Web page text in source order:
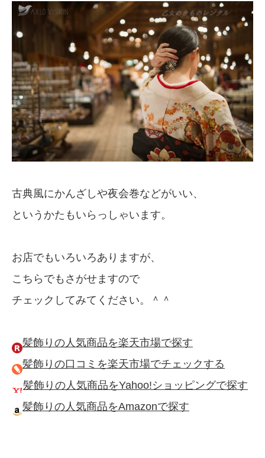
古典風にかんざしや夜会巻などがいい、
というかたもいらっしゃいます。
お店でもいろいろありますが、
こちらでもさがせますので
チェックしてみてください。＾＾
髪飾りの人気商品を楽天市場で探す
髪飾りの口コミを楽天市場でチェックする
髪飾りの人気商品をYahoo!ショッピングで探す
髪飾りの人気商品をAmazonで探す